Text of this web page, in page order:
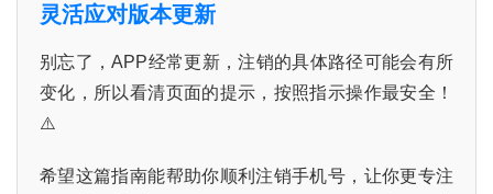
登录 注册
投稿
灵活应对版本更新
别忘了，APP经常更新，注销的具体路径可能会有所
变化，所以看清页面的提示，按照指示操作最安全！
⚠️
希望这篇指南能帮助你顺利注销手机号，让你更专注